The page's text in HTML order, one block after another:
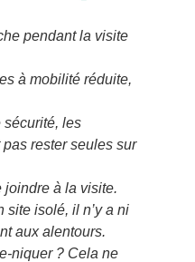
pendant la visite
à mobilité réduite,
les
rester seules sur
joindre à la visite.
site isolé, il n’y a ni
aux alentours.
niquer ? Cela ne